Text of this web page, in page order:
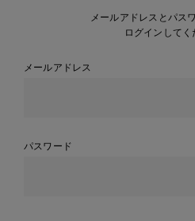
メールアドレスとパス
ログインしてく
メールアドレス
パスワード